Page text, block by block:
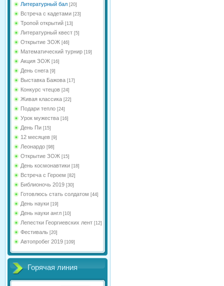
Литературный бал [20]
Встреча с кадетами [23]
Тропой открытий [13]
Литературный квест [5]
Открытие ЗОЖ [46]
Математический турнир [19]
Акция ЗОЖ [16]
День снега [9]
Выставка Бажова [17]
Конкурс чтецов [24]
Живая классика [22]
Подари тепло [24]
Урок мужества [16]
День Пи [15]
12 месяцев [9]
Леонардо [98]
Открытие ЗОЖ [15]
День космонавтики [18]
Встреча с Героем [82]
Библионочь 2019 [30]
Готовлюсь стать солдатом [44]
День науки [19]
День науки англ [10]
Лепестки Георгиевских лент [12]
Фестиваль [20]
Автопробег 2019 [109]
Горячая линия